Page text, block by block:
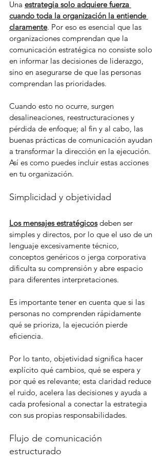
Una estrategia solo adquiere fuerza
cuando toda la organización la entiende
claramente. Por eso es esencial que las
organizaciones comprendan que la
comunicación estratégica no consiste solo
en informar las decisiones de liderazgo,
sino en asegurarse de que las personas
comprendan las prioridades.
Cuando esto no ocurre, surgen
desalineaciones, reestructuraciones y
pérdida de enfoque; al fin y al cabo, las
buenas prácticas de comunicación ayudan
a transformar la dirección en la ejecución.
Así es como puedes incluir estas acciones
en tu organización.
Simplicidad y objetividad
Los mensajes estratégicos deben ser
simples y directos, por lo que el uso de un
lenguaje excesivamente técnico,
conceptos genéricos o jerga corporativa
dificulta su comprensión y abre espacio
para diferentes interpretaciones.
Es importante tener en cuenta que si las
personas no comprenden rápidamente
qué se prioriza, la ejecución pierde
eficiencia.
Por lo tanto, objetividad significa hacer
explícito qué cambios, qué se espera y
por qué es relevante; esta claridad reduce
el ruido, acelera las decisiones y ayuda a
cada profesional a conectar la estrategia
con sus propias responsabilidades.
Flujo de comunicación
estructurado